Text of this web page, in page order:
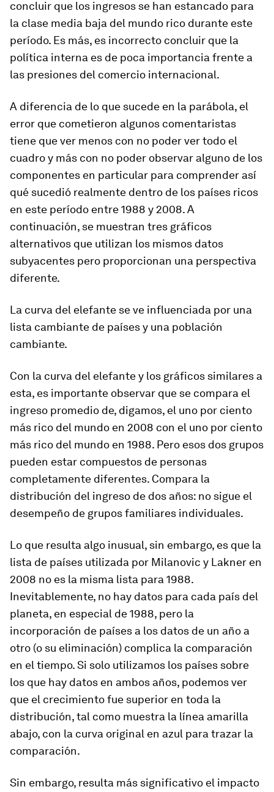
concluir que los ingresos se han estancado para
la clase media baja del mundo rico durante este
período. Es más, es incorrecto concluir que la
política interna es de poca importancia frente a
las presiones del comercio internacional.
A diferencia de lo que sucede en la parábola, el
error que cometieron algunos comentaristas
tiene que ver menos con no poder ver todo el
cuadro y más con no poder observar alguno de los
componentes en particular para comprender así
qué sucedió realmente dentro de los países ricos
en este período entre 1988 y 2008. A
continuación, se muestran tres gráficos
alternativos que utilizan los mismos datos
subyacentes pero proporcionan una perspectiva
diferente.
La curva del elefante se ve influenciada por una
lista cambiante de países y una población
cambiante.
Con la curva del elefante y los gráficos similares a
esta, es importante observar que se compara el
ingreso promedio de, digamos, el uno por ciento
más rico del mundo en 2008 con el uno por ciento
más rico del mundo en 1988. Pero esos dos grupos
pueden estar compuestos de personas
completamente diferentes. Compara la
distribución del ingreso de dos años: no sigue el
desempeño de grupos familiares individuales.
Lo que resulta algo inusual, sin embargo, es que la
lista de países utilizada por Milanovic y Lakner en
2008 no es la misma lista para 1988.
Inevitablemente, no hay datos para cada país del
planeta, en especial de 1988, pero la
incorporación de países a los datos de un año a
otro (o su eliminación) complica la comparación
en el tiempo. Si solo utilizamos los países sobre
los que hay datos en ambos años, podemos ver
que el crecimiento fue superior en toda la
distribución, tal como muestra la línea amarilla
abajo, con la curva original en azul para trazar la
comparación.
Sin embargo, resulta más significativo el impacto